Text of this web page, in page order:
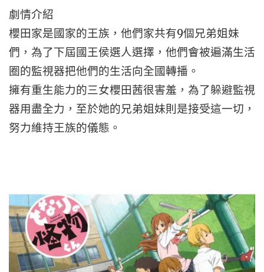
劇情介紹
櫻田家是國家的王族，他們家共有9個兄弟姐妹
們，為了下屆國王侯選人選擇，他們會被遍滿生活
圈的監視器把他們的生活向全國轉播。
擁有重生能力的三女櫻田茜很害羞，為了躲避監視
器用盡全力，至於她的兄弟姐妹則是接受這一切，
努力維持王族的儀態。